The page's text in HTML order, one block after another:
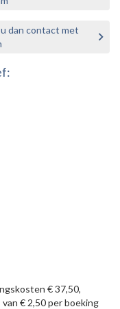
dan contact met
€ 37,50,
€ 2,50 per boeking